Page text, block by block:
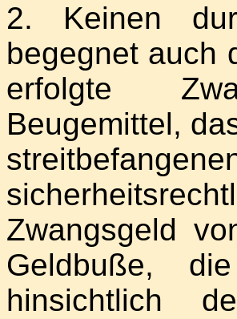
2. Keinen
begegnet auch
erfolgte
Beugemittel,
Zwangsgeld
Geldbuße,
hinsichtlich